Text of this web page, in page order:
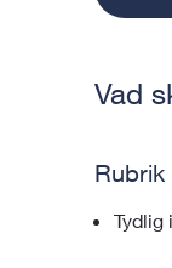
Vad
Tydlig